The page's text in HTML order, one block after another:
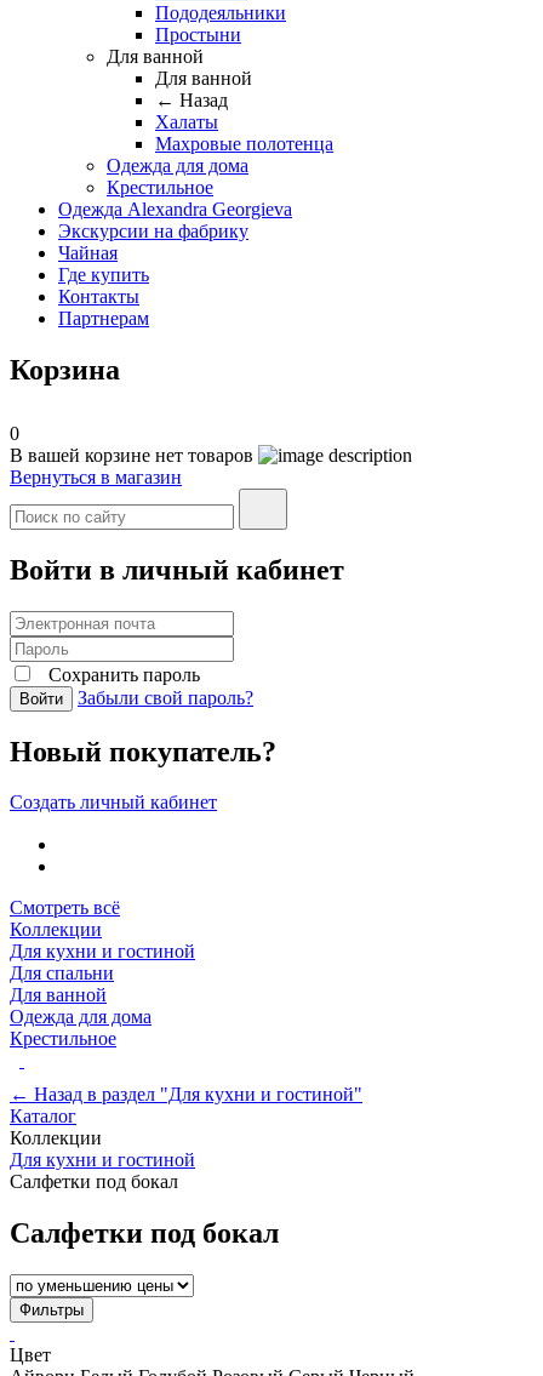
Пододеяльники
Простыни
Для ванной
Для ванной
← Назад
Халаты
Махровые полотенца
Одежда для дома
Крестильное
Одежда Alexandra Georgieva
Экскурсии на фабрику
Чайная
Где купить
Контакты
Партнерам
Корзина
0
В вашей корзине нет товаров
Вернуться в магазин
Войти в личный кабинет
Сохранить пароль
Войти Забыли свой пароль?
Новый покупатель?
Создать личный кабинет
Смотреть всё
Коллекции
Для кухни и гостиной
Для спальни
Для ванной
Одежда для дома
Крестильное
← Назад в раздел "Для кухни и гостиной"
Каталог
Коллекции
Для кухни и гостиной
Салфетки под бокал
Салфетки под бокал
Фильтры
Цвет